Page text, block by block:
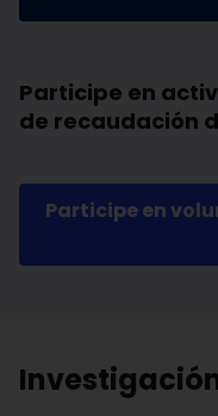
Participe en
de recaudación
Participe en